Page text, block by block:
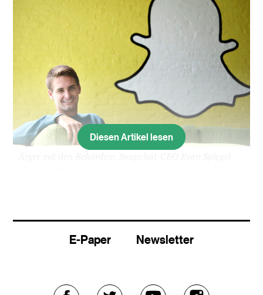
Federal Trade Commission (FTC) warf Snapchat
Diesen Artikel lesen
E-Paper Newsletter